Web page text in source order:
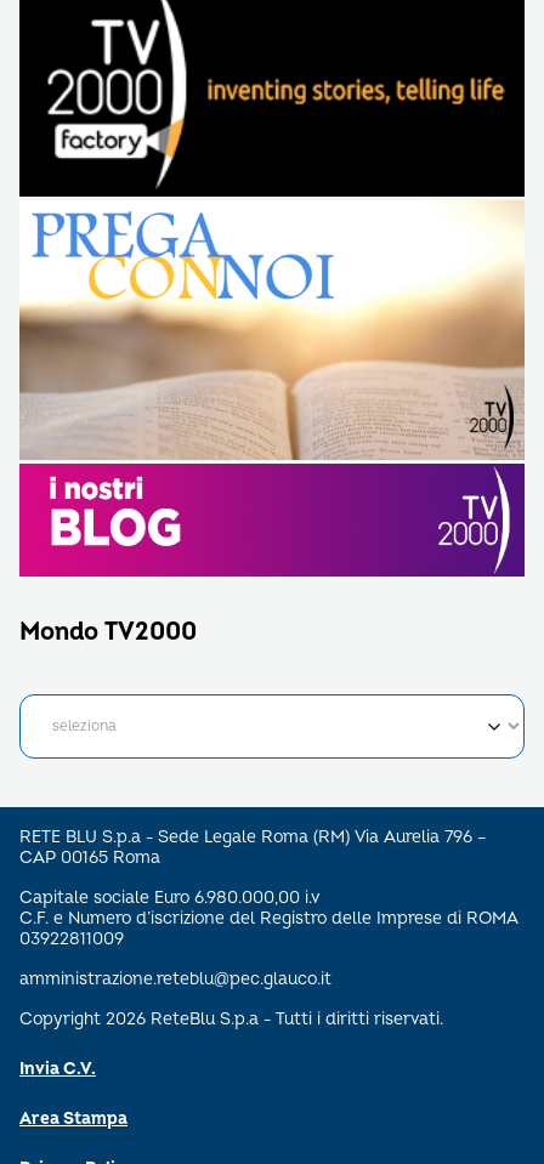
Mondo TV2000
RETE BLU S.p.a - Sede Legale Roma (RM) Via Aurelia 796 –
CAP 00165 Roma
Capitale sociale Euro 6.980.000,00 i.v
C.F. e Numero d’iscrizione del Registro delle Imprese di ROMA
03922811009
amministrazione.reteblu@pec.glauco.it
Copyright 2026 ReteBlu S.p.a - Tutti i diritti riservati.
Invia C.V.
Area Stampa